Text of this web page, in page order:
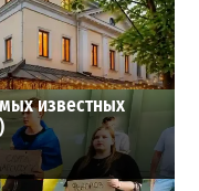
известных